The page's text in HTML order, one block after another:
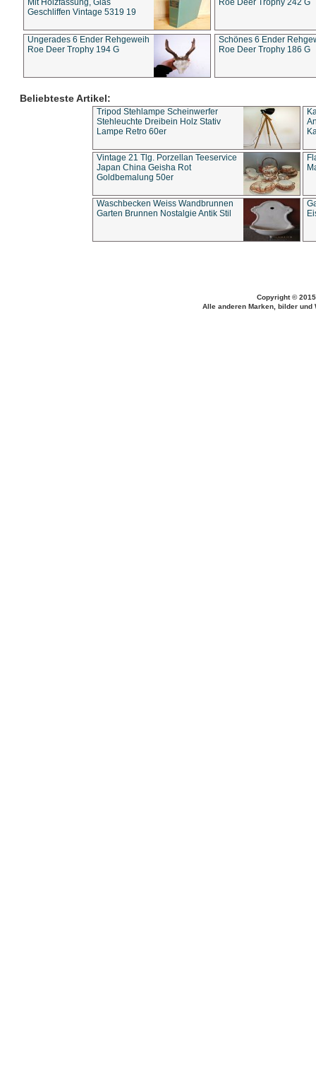
Mit Holzfassung, Glas
Geschliffen Vintage 5319 19
Roe Deer Trophy 242 G
Ungerades 6 Ender Rehgeweih
Roe Deer Trophy 194 G
Schönes 6 Ender
Roe Deer Trophy 186 G
Beliebteste Artikel:
Tripod Stehlampe Scheinwerfer
Stehleuchte Dreibein Holz Stativ
Lampe Retro 60er
Vintage 21 Tlg. Porzellan Teeservice
Japan China Geisha Rot
Goldbemalung 50er
Waschbecken Weiss Wandbrunnen
Garten Brunnen Nostalgie Antik Stil
Copyright ©
Alle anderen Marken, bilder und